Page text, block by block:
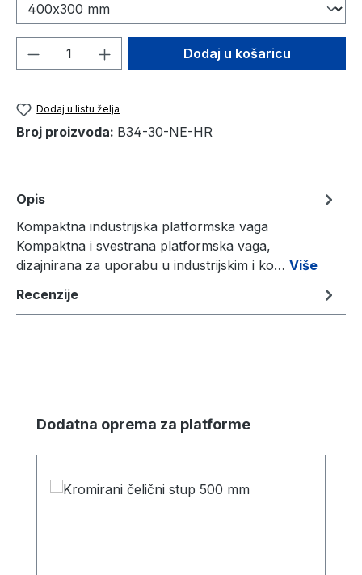
Količina proizvoda: Unesite željenu
Dodaj u košaricu
Dodaj u listu želja
Broj proizvoda: B34-30-NE-HR
Opis
Kompaktna industrijska platformska vaga
Kompaktna i svestrana platformska vaga,
dizajnirana za uporabu u industrijskim i ko… Više
Recenzije
Preskoči galeriju proizvoda
Dodatna oprema za platforme